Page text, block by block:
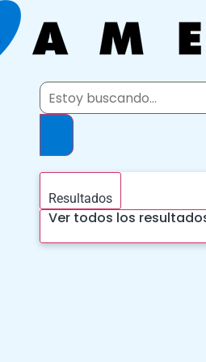
Search
Resultados
Ver todos los